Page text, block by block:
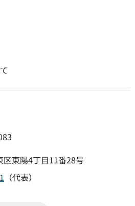
東陽4丁目11番28号
（代表）